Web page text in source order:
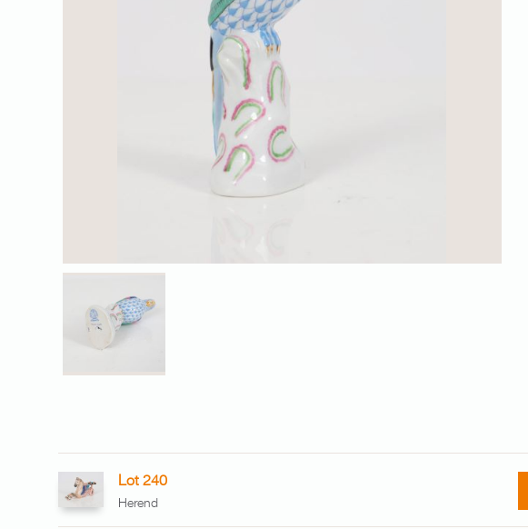
Lot 240
Herend